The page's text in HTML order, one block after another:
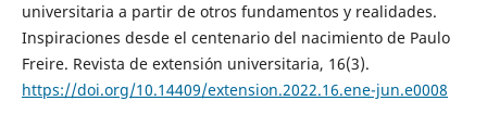
universitaria a partir de otros fundamentos y realidades.
Inspiraciones desde el centenario del nacimiento de Paulo
Freire. Revista de extensión universitaria, 16(3).
https://doi.org/10.14409/extension.2022.16.ene-jun.e0008